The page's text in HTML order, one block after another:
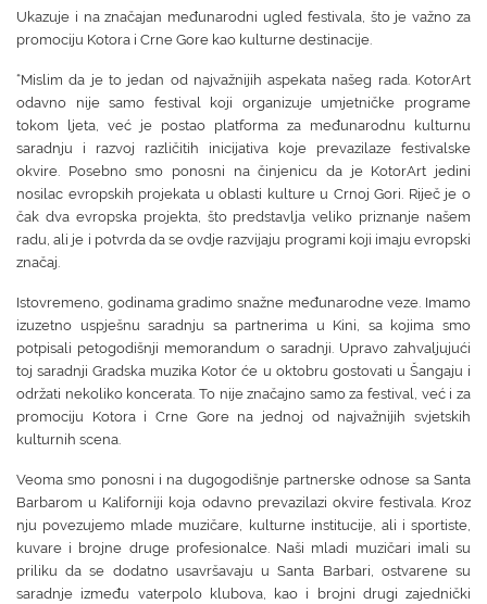
Ukazuje i na značajan međunarodni ugled festivala, što je važno za
promociju Kotora i Crne Gore kao kulturne destinacije.
“Mislim da je to jedan od najvažnijih aspekata našeg rada. KotorArt
odavno nije samo festival koji organizuje umjetničke programe
tokom ljeta, već je postao platforma za međunarodnu kulturnu
saradnju i razvoj različitih inicijativa koje prevazilaze festivalske
okvire. Posebno smo ponosni na činjenicu da je KotorArt jedini
nosilac evropskih projekata u oblasti kulture u Crnoj Gori. Riječ je o
čak dva evropska projekta, što predstavlja veliko priznanje našem
radu, ali je i potvrda da se ovdje razvijaju programi koji imaju evropski
značaj.
Istovremeno, godinama gradimo snažne međunarodne veze. Imamo
izuzetno uspješnu saradnju sa partnerima u Kini, sa kojima smo
potpisali petogodišnji memorandum o saradnji. Upravo zahvaljujući
toj saradnji Gradska muzika Kotor će u oktobru gostovati u Šangaju i
održati nekoliko koncerata. To nije značajno samo za festival, već i za
promociju Kotora i Crne Gore na jednoj od najvažnijih svjetskih
kulturnih scena.
Veoma smo ponosni i na dugogodišnje partnerske odnose sa Santa
Barbarom u Kaliforniji koja odavno prevazilazi okvire festivala. Kroz
nju povezujemo mlade muzičare, kulturne institucije, ali i sportiste,
kuvare i brojne druge profesionalce. Naši mladi muzičari imali su
priliku da se dodatno usavršavaju u Santa Barbari, ostvarene su
saradnje između vaterpolo klubova, kao i brojni drugi zajednički